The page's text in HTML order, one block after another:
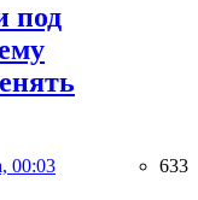
под
00:03 633